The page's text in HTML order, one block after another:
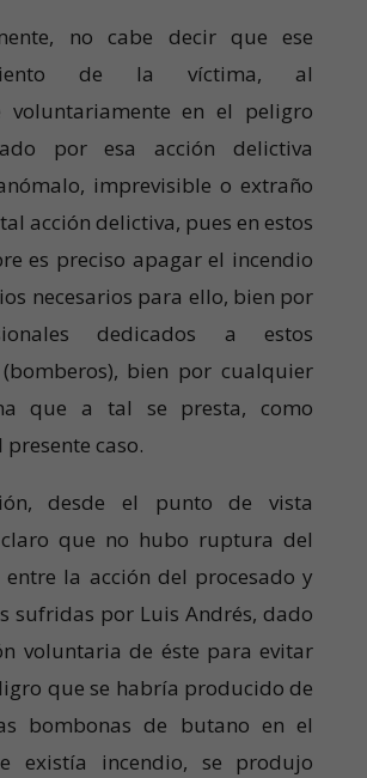
no cabe decir que ese
de la víctima, al
voluntariamente en el peligro
por esa acción delictiva
imprevisible o extraño
acción delictiva, pues en estos
es preciso apagar el incendio
necesarios para ello, bien por
dedicados a estos
(bomberos), bien por cualquier
que a tal se presta, como
caso.
desde el punto de vista
que no hubo ruptura del
entre la acción del procesado y
sufridas por Luis Andrés, dado
voluntaria de éste para evitar
que se habría producido de
bombonas de butano en el
existía incendio, se produjo